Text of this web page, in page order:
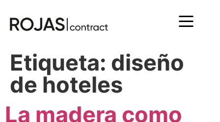
Etiqueta: diseño
de hoteles
La madera como